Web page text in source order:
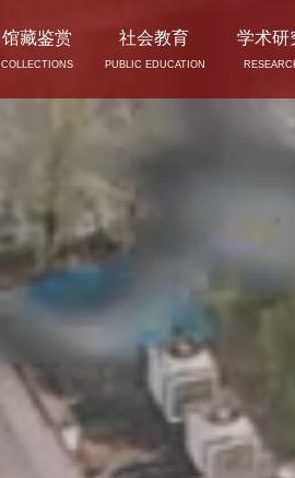
馆藏鉴赏
COLLECTIONS
社会教育
PUBLIC EDUCATION
学术研